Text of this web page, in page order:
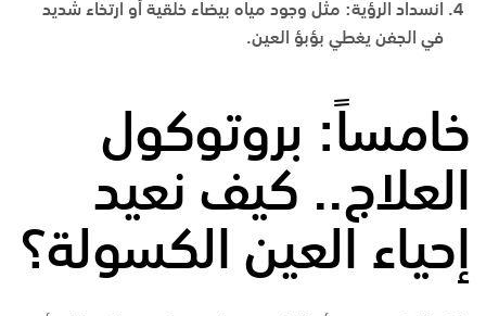
انسداد الرؤية: مثل وجود مياه بيضاء خلقية أو ارتخاء شديد
في الجفن يغطي بؤبؤ العين.
خامساً: بروتوكول
العلاج.. كيف نعيد
إحياء العين الكسولة؟